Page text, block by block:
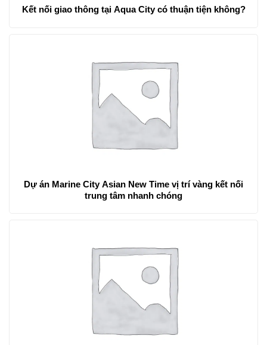
Kết nối giao thông tại Aqua City có thuận tiện không?
Dự án Marine City Asian New Time vị trí vàng kết nối
trung tâm nhanh chóng